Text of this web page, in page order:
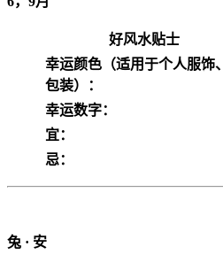
好风水贴士
幸运颜色（适用于个人服饰、
包装）：
幸运数字：
宜：
忌：
兔 · 安